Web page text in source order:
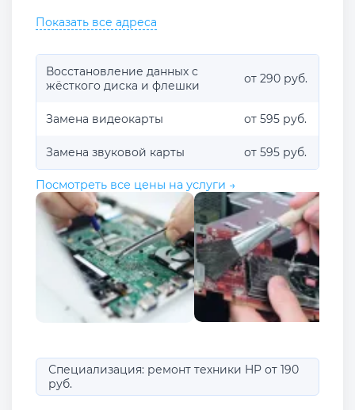
Показать все адреса
Восстановление данных с
жёсткого диска и флешки
от 290 руб.
Замена видеокарты от 595 руб.
Замена звуковой карты от 595 руб.
Посмотреть все цены на услуги →
Специализация: ремонт техники HP от 190
руб.